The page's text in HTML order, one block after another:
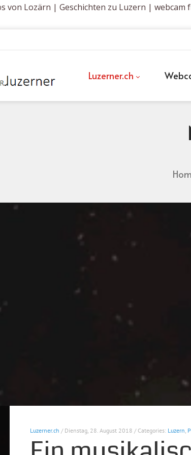
von Lozärn | Geschichten zu Luzern | webcam
Luzerner.ch
Luzerner.ch / Dienstag, 28. August 2018 / Categories: Luzern,